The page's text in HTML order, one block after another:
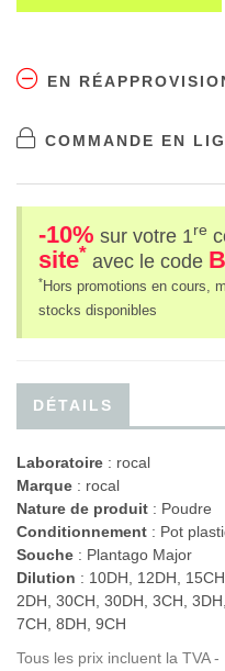
EN
COMMANDE EN
-10% sur votre 1re
site* avec le code
*Hors promotions en cours,
stocks disponibles
DÉTAILS
Laboratoire : rocal
Marque : rocal
Nature de produit : Poudre
Conditionnement : Pot
Souche : Plantago Major
Dilution : 10DH, 12DH,
2DH, 30CH, 30DH, 3CH,
7CH, 8DH, 9CH
Tous les prix incluent la TVA -